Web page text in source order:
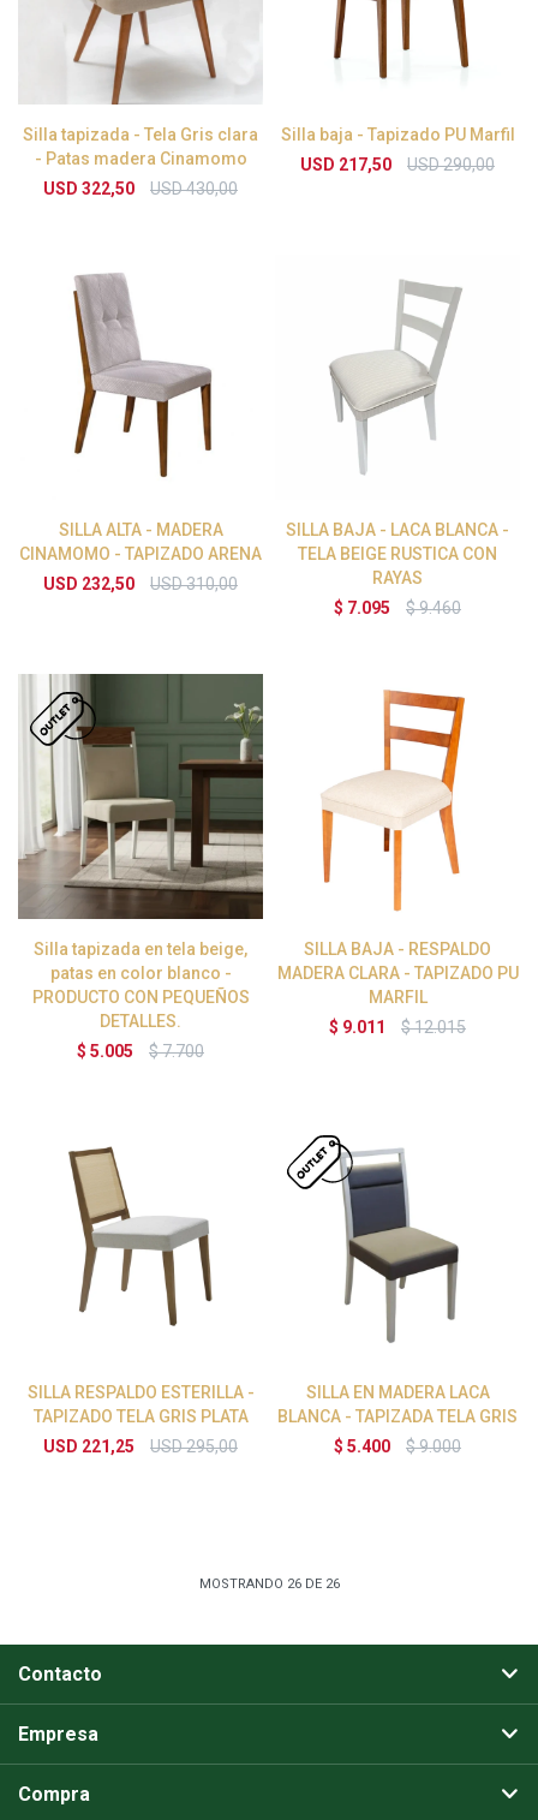
Silla tapizada - Tela Gris clara
- Patas madera Cinamomo
USD 322,50 USD430,00
Silla baja - Tapizado PU Marfil
USD 217,50 USD290,00
SILLA ALTA - MADERA
CINAMOMO - TAPIZADO ARENA
USD 232,50 USD310,00
SILLA BAJA - LACA BLANCA -
TELA BEIGE RUSTICA CON
RAYAS
$ 7.095 $9.460
Silla tapizada en tela beige,
patas en color blanco -
PRODUCTO CON PEQUEÑOS
DETALLES.
$ 5.005 $7.700
SILLA BAJA - RESPALDO
MADERA CLARA - TAPIZADO PU
MARFIL
$ 9.011 $12.015
SILLA RESPALDO ESTERILLA -
TAPIZADO TELA GRIS PLATA
USD 221,25 USD295,00
SILLA EN MADERA LACA
BLANCA - TAPIZADA TELA GRIS
$ 5.400 $9.000
MOSTRANDO 26DE 26
Contacto
Empresa
Compra